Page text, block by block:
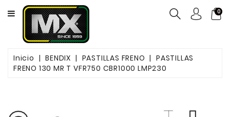
CATEGORY
NEUMÁTICOS
ACEITES
0
Inicio BENDIX PASTILLAS FRENO
PASTILLAS
FRENO 130 MR T VFR750 CBR1000 LMP230